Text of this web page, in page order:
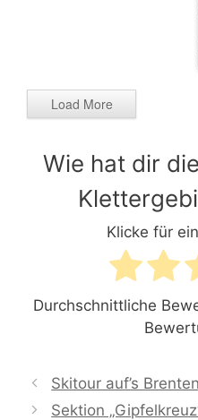
Load More
Wie hat dir
Klicke für
Durchschnittliche
Skitour auf’s
Sektion